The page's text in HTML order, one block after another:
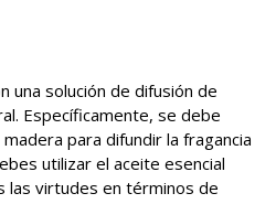
una solución de difusión de
Específicamente, se debe
para difundir la fragancia
utilizar el aceite esencial
virtudes en términos de